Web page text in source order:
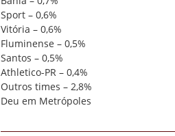
Sport – 0,6%
Vitória – 0,6%
Fluminense – 0,5%
Santos – 0,5%
Athletico-PR – 0,4%
Outros times – 2,8%
Deu em Metrópoles